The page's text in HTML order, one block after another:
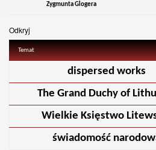
Zygmunta Glogera
Odkryj
Temat
dispersed works
The Grand Duchy of
Wielkie Księstwo
świadomość